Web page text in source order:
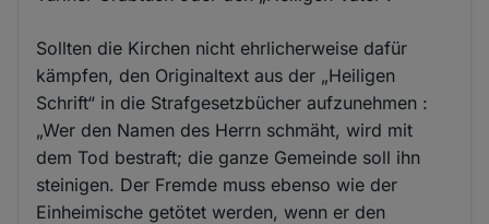
Sollten die Kirchen nicht ehrlicherweise dafür
kämpfen, den Originaltext aus der „Heiligen
Schrift“ in die Strafgesetzbücher aufzunehmen :
„Wer den Namen des Herrn schmäht, wird mit
dem Tod bestraft; die ganze Gemeinde soll ihn
steinigen. Der Fremde muss ebenso wie der
Einheimische getötet werden, wenn er den